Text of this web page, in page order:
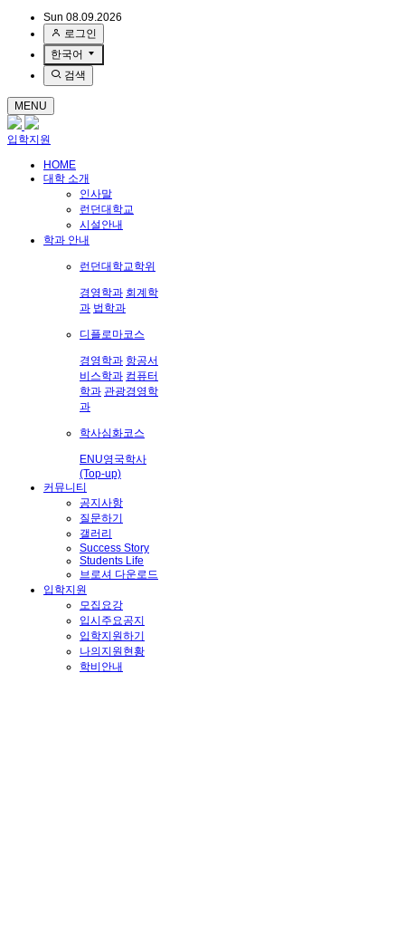
Sun 08.09.2026
로그인
한국어
검색
MENU
입학지원
HOME
대학 소개
인사말
런던대학교
시설안내
학과 안내
런던대학교학위
경영학과 회계학
과 법학과
디플로마코스
경영학과 항공서
비스학과 컴퓨터
학과 관광경영학
과
학사심화코스
ENU영국학사
(Top-up)
커뮤니티
공지사항
질문하기
갤러리
Success Story
Students Life
브로셔 다운로드
입학지원
모집요강
입시주요공지
입학지원하기
나의지원현황
학비안내